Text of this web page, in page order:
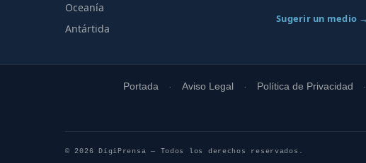
Oceanía
Antártida
Sugerir un medio →
Portada Aviso Legal Política de Privacidad
© 2026 DigiPrensa — Todos los derechos reservados.